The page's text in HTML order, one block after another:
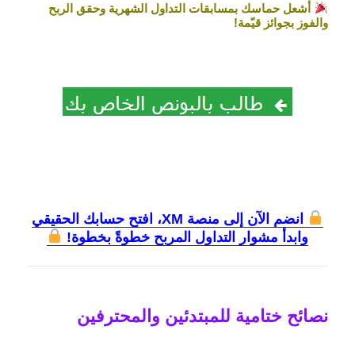
أشعل حماسك بمسابقات التداول الشهرية وحقق الربح
والفوز بجوائز قيّمة!
انضم الآن إلى منصة XM، افتح حسابك الحقيقي
وابدأ مشوار التداول المربح خطوةً بخطوة!
نصائح ختامية للمبتدئين والمحترفين